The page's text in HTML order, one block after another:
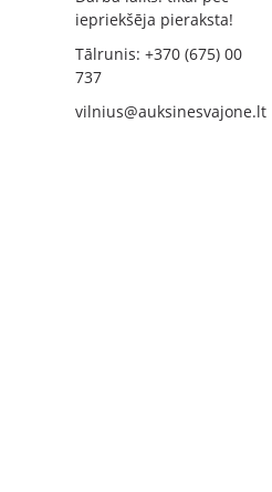
iepriekšēja pieraksta!
Tālrunis: +370 (675) 00
737
vilnius@auksinesvajone.lt